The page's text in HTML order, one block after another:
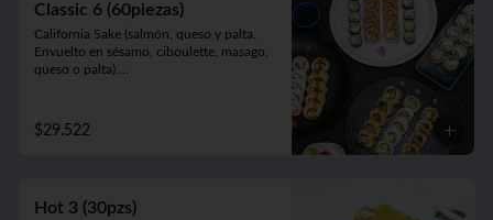
en panko).
Classic 6 (60piezas)
California Sake (salmón, queso y palta.
Envuelto en sésamo, ciboulette, masago,
queso o palta).
queso o palta).
Sake Edu (camarón apanado, palta y
Panko Kani (kanikama, queso y cebollín.
$29.522
Hot 3 (30pzs)